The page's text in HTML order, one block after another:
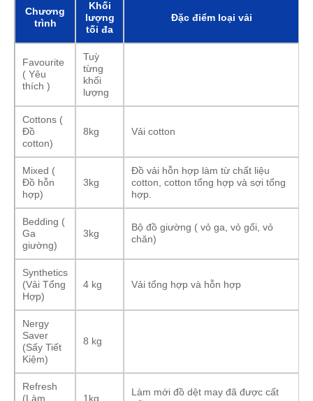
Chương
trình
Khối
lượng
tối đa
Đặc điểm loại vải
Favourite
( Yêu
thích )
Tuỳ
từng
khối
lượng
Cottons (
Đồ
cotton)
8kg Vải cotton
Mixed (
Đồ hỗn
hợp)
3kg
Đồ vải hỗn hợp làm từ chất liệu
cotton, cotton tổng hợp và sợi tổng
hợp.
Bedding (
Ga
giường)
3kg
Bộ đồ giường ( vỏ ga, vỏ gối, vỏ
chăn)
Synthetics
(Vải Tổng
Hợp)
4 kg Vải tổng hợp và hỗn hợp
Nergy
Saver
(Sấy Tiết
Kiệm)
8 kg
Refresh
(Làm
1kg
Làm mới đồ dệt may đã được cất